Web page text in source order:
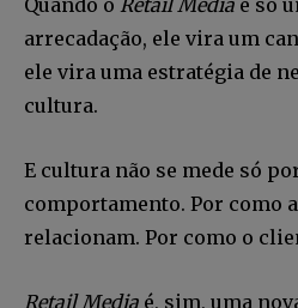
arrecadação, ele vira um
ele vira uma estratégia de
cultura.
E cultura não se mede só
comportamento. Por como
relacionam. Por como o
Retail Media é, sim, uma